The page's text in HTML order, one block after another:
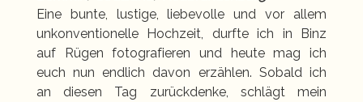
Eine bunte, lustige, liebevolle und vor allem
unkonventionelle Hochzeit, durfte ich in Binz
auf Rügen fotografieren und heute mag ich
euch nun endlich davon erzählen. Sobald ich
an diesen Tag zurückdenke, schlägt mein